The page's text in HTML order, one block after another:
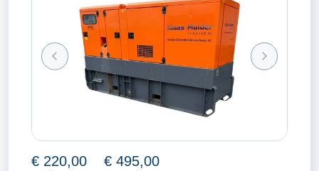
€ 220,00 € 495,00